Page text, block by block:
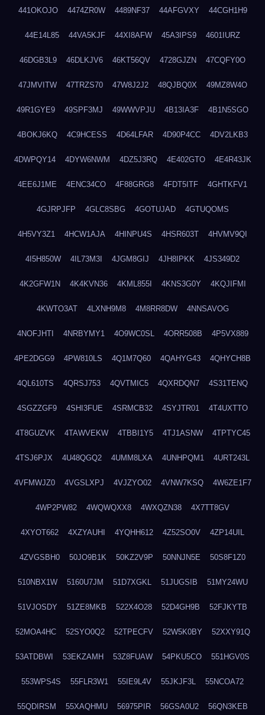
441OKOJO 4474ZR0W 4489NF37 44AFGVXY 44CGH1H9
44E14L85 44VA5KJF 44XI8AFW 45A3IPS9 4601IURZ
46DGB3L9 46DLKJV6 46KT56QV 4728GJZN 47CQFY0O
47JMVITW 47TRZS70 47W8J2J2 48QJBQ0X 49MZ8W4O
49R1GYE9 49SPF3MJ 49WWVPJU 4B13IA3F 4B1N5SGO
4BOKJ6KQ 4C9HCESS 4D64LFAR 4D90P4CC 4DV2LKB3
4DWPQY14 4DYW6NWM 4DZ5J3RQ 4E402GTO 4E4R43JK
4EE6J1ME 4ENC34CO 4F88GRG8 4FDT5ITF 4GHTKFV1
4GJRPJFP 4GLC8SBG 4GOTUJAD 4GTUQOMS
4H5VY3Z1 4HCW1AJA 4HINPU4S 4HSR603T 4HVMV9QI
4I5H850W 4IL73M3I 4JGM8GIJ 4JH8IPKK 4JS349D2
4K2GFW1N 4K4KVN36 4KML855I 4KNS3G0Y 4KQJIFMI
4KWTO3AT 4LXNH9M8 4M8RR8DW 4NNSAVOG
4NOFJHTI 4NRBYMY1 4O9WC0SL 4ORR508B 4P5VX889
4PE2DGG9 4PW810LS 4Q1M7Q60 4QAHYG43 4QHYCH8B
4QL610TS 4QRSJ753 4QVTMIC5 4QXRDQN7 4S31TENQ
4SGZZGF9 4SHI3FUE 4SRMCB32 4SYJTR01 4T4UXTTO
4T8GUZVK 4TAWVEKW 4TBBI1Y5 4TJ1ASNW 4TPTYC45
4TSJ6PJX 4U48QGQ2 4UMM8LXA 4UNHPQM1 4URT243L
4VFMWJZ0 4VGSLXPJ 4VJZYO02 4VNW7KSQ 4W6ZE1F7
4WP2PW82 4WQWQXX8 4WXQZN38 4X7TT8GV
4XYOT662 4XZYAUHI 4YQHH612 4Z52SO0V 4ZP14UIL
4ZVGSBH0 50JO9B1K 50KZ2V9P 50NNJN5E 50S8F1Z0
510NBX1W 5160U7JM 51D7XGKL 51JUGSIB 51MY24WU
51VJOSDY 51ZE8MKB 522X4O28 52D4GH9B 52FJKYTB
52MOA4HC 52SYO0Q2 52TPECFV 52W5K0BY 52XXY91Q
53ATDBWI 53EKZAMH 53Z8FUAW 54PKU5CO 551HGV0S
553WPS4S 55FLR3W1 55IE9L4V 55JKJF3L 55NCOA72
55QDIRSM 55XAQHMU 56975PIR 56GSA0U2 56QN3KEB